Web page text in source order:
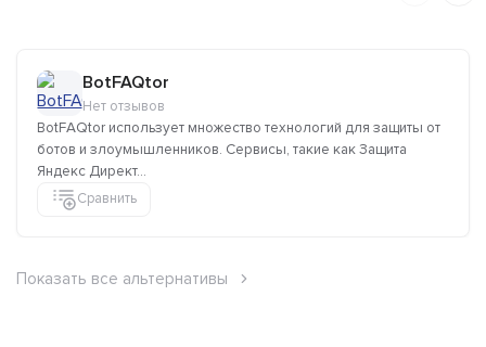
BotFAQtor
Нет отзывов
BotFAQtor использует множество технологий для защиты от
ботов и злоумышленников. Сервисы, такие как Защита
Яндекс Директ...
Сравнить
Показать все альтернативы